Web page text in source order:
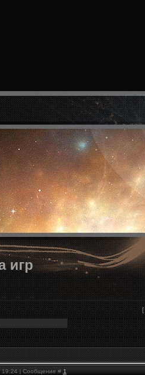
игр
[
19:24 | Сообщение # 1